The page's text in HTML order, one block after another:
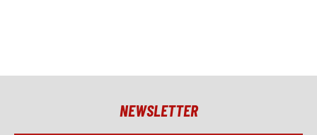
NEWSLETTER